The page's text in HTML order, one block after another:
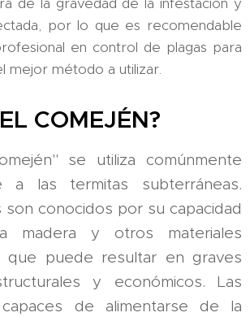
por lo que es recomendable
en control de plagas para
mejor método a utilizar.
COMEJÉN?
se utiliza comúnmente
a las termitas subterráneas.
son conocidos por su capacidad
madera y otros materiales
que puede resultar en graves
y económicos. Las
de alimentarse de la